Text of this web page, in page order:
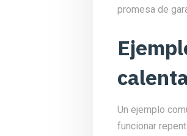
promesa de
Un ejemplo
funcionar